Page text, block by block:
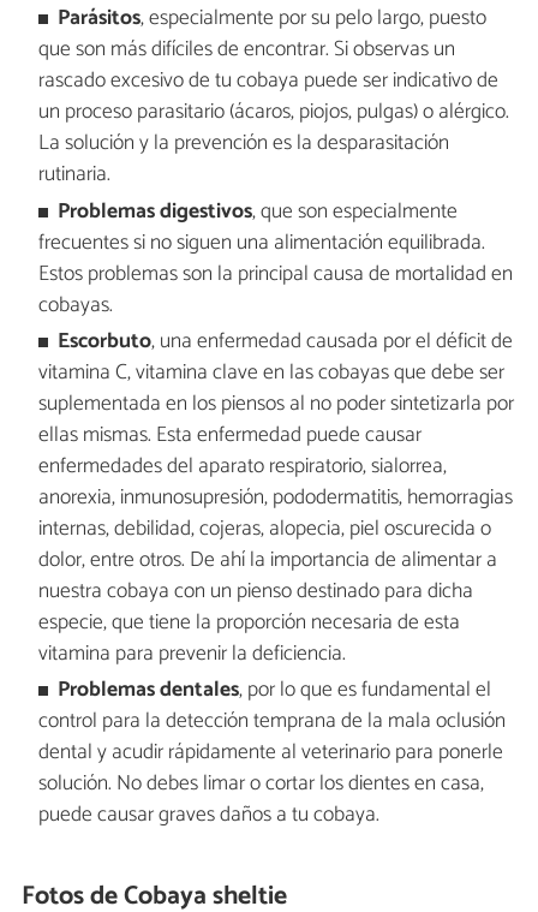
Parásitos, especialmente por su pelo largo, puesto
que son más difíciles de encontrar. Si observas un
rascado excesivo de tu cobaya puede ser indicativo de
un proceso parasitario (ácaros, piojos, pulgas) o alérgico.
La solución y la prevención es la desparasitación
rutinaria.
Problemas digestivos, que son especialmente
frecuentes si no siguen una alimentación equilibrada.
Estos problemas son la principal causa de mortalidad en
cobayas.
Escorbuto, una enfermedad causada por el déficit de
vitamina C, vitamina clave en las cobayas que debe ser
suplementada en los piensos al no poder sintetizarla por
ellas mismas. Esta enfermedad puede causar
enfermedades del aparato respiratorio, sialorrea,
anorexia, inmunosupresión, pododermatitis, hemorragias
internas, debilidad, cojeras, alopecia, piel oscurecida o
dolor, entre otros. De ahí la importancia de alimentar a
nuestra cobaya con un pienso destinado para dicha
especie, que tiene la proporción necesaria de esta
vitamina para prevenir la deficiencia.
Problemas dentales, por lo que es fundamental el
control para la detección temprana de la mala oclusión
dental y acudir rápidamente al veterinario para ponerle
solución. No debes limar o cortar los dientes en casa,
puede causar graves daños a tu cobaya.
Fotos de Cobaya sheltie